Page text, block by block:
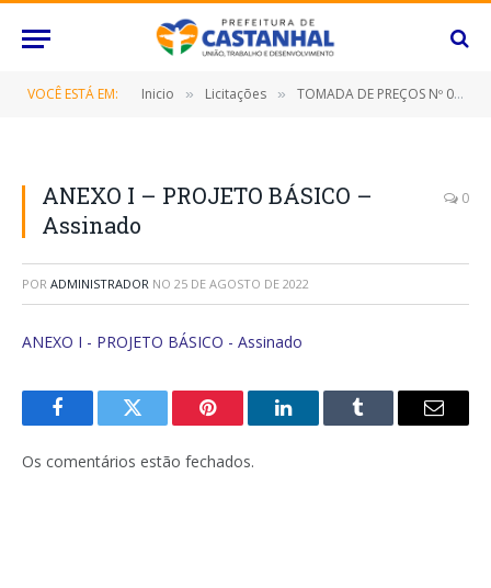
VOCÊ ESTÁ EM: Inicio » Licitações » TOMADA DE PREÇOS Nº 023/2022 (CONTRATAÇÃO DE EMPRESA ESPECIALIZADA PARA CONSTRUÇÃO DA SEDE DA ASSOCIAÇÃO ESPORTIVA DA PORTELINHA, NESTE MUNICÍPIO DE CASTANHAL/PARÁ)
ANEXO I – PROJETO BÁSICO –
Assinado
0
POR ADMINISTRADOR NO 25 DE AGOSTO DE 2022
ANEXO I - PROJETO BÁSICO - Assinado
FacebookTwitter Pinterest O
Tumblr
E-
Os comentários estão fechados.